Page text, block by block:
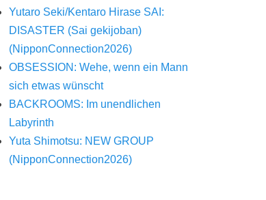
Yutaro Seki/Kentaro Hirase SAI:
DISASTER (Sai gekijoban)
(NipponConnection2026)
OBSESSION: Wehe, wenn ein Mann
sich etwas wünscht
BACKROOMS: Im unendlichen
Labyrinth
Yuta Shimotsu: NEW GROUP
(NipponConnection2026)